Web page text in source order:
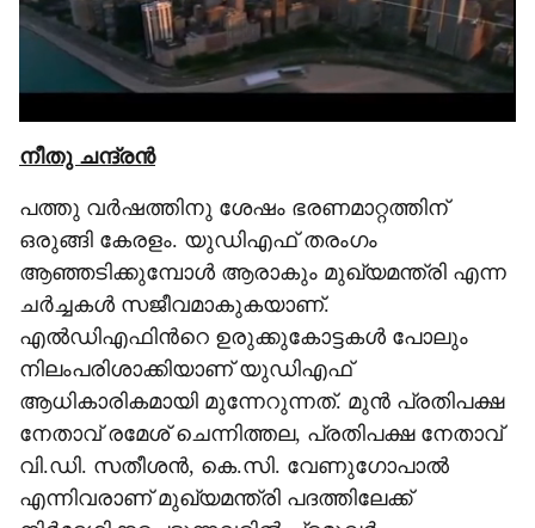
‌നീതു ചന്ദ്രൻ
പത്തു വർഷത്തിനു ശേഷം ഭരണമാറ്റത്തിന്
ഒരുങ്ങി കേരളം. യുഡിഎഫ് തരംഗം
ആഞ്ഞടിക്കുമ്പോൾ ആരാകും മുഖ്യമന്ത്രി എന്ന
ചർച്ചകൾ സജീവമാകുകയാണ്.
എൽഡിഎഫിന്‍റെ ഉരുക്കുകോട്ടകൾ പോലും
നിലംപരിശാക്കിയാണ് യുഡിഎഫ്
ആധികാരികമായി മുന്നേറുന്നത്. മുൻ പ്രതിപക്ഷ
നേതാവ് രമേശ് ചെന്നിത്തല, പ്രതിപക്ഷ നേതാവ്
വി.ഡി. സതീശൻ, കെ.സി. വേണുഗോപാൽ
എന്നിവരാണ് മുഖ്യമന്ത്രി പദത്തിലേക്ക്